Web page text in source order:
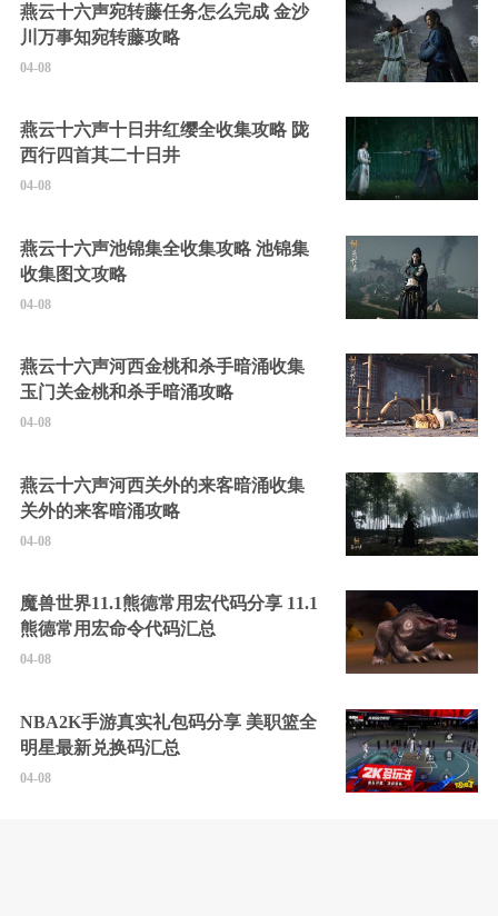
燕云十六声宛转藤任务怎么完成 金沙
川万事知宛转藤攻略
04-08
燕云十六声十日井红缨全收集攻略 陇
西行四首其二十日井
04-08
燕云十六声池锦集全收集攻略 池锦集
收集图文攻略
04-08
燕云十六声河西金桃和杀手暗涌收集
玉门关金桃和杀手暗涌攻略
04-08
燕云十六声河西关外的来客暗涌收集
关外的来客暗涌攻略
04-08
魔兽世界11.1熊德常用宏代码分享 11.1
熊德常用宏命令代码汇总
04-08
NBA2K手游真实礼包码分享 美职篮全
明星最新兑换码汇总
04-08